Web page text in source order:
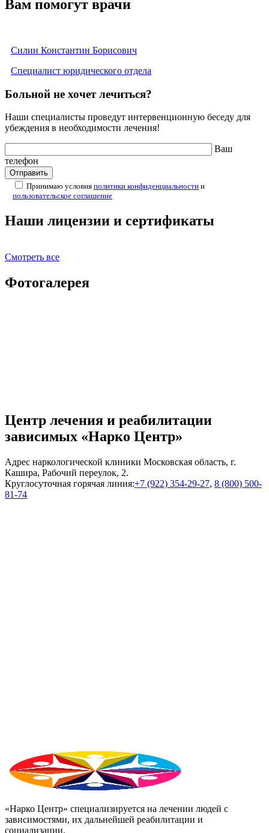
Вам помогут врачи
Силин Константин Борисович
Специалист юридического отдела
Больной не хочет лечиться?
Наши специалисты проведут интервенционную беседу для
убеждения в необходимости лечения!
Ваш
телефон
Принимаю условия политики конфиденциальности и
пользовательское соглашение
Наши лицензии и сертификаты
Смотреть все
Фотогалерея
Центр лечения и реабилитации
зависимых «Нарко Центр»
Адрес наркологической клиники Московская область, г.
Кашира, Рабочий переулок, 2.
Круглосуточная горячая линия:+7 (922) 354-29-27, 8 (800) 500-
81-74
«Нарко Центр» специализируется на лечении людей с
зависимостями, их дальнейшей реабилитации и
социализации.